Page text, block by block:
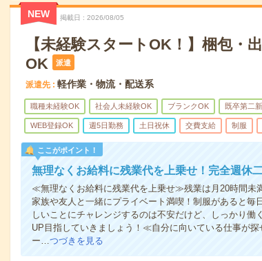
NEW 掲載日 2026/08/05
【未経験スタートOK！】梱包・
OK
派遣
派遣先 軽作業・物流・配送系
職種未経験OK 社会人未経験OK ブランクOK 既卒第二
WEB登録OK 週5日勤務 土日祝休 交費支給 制服
ここがポイント！
無理なくお給料に残業代を上乗せ！完全週休
≪無理なくお給料に残業代を上乗せ≫残業は月20時間
家族や友人と一緒にプライベート満喫！制服があると
しいことにチャレンジするのは不安だけど、しっかり
UP目指していきましょう！≪自分に向いている仕事が
ー… つづきを見る